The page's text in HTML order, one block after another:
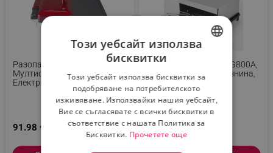
Разопакован:
Мултифункционална
Електрическа Скара Beper
P101CUD500 4в1, 1000 W, 4
Зони, Незалепваща, Червен/
91.98 € / 179.90 лв.
Парти Грил Crown ESG800A,
800W, Тавичка За Мазнина,
Сребрист
16.31 € / 31.90 лв.
ROMANIAN
Този уебсайт използва
бисквитки
Този уебсайт използва бисквитки за
подобряване на потребителското
изживяване. Използвайки нашия уебсайт,
Вие се съгласявате с всички бисквитки в
съответствие с нашата Политика за
Бисквитки. Прочетете още